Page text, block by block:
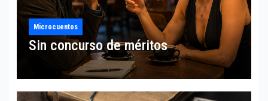
Microcuentos
Sin concurso de méritos